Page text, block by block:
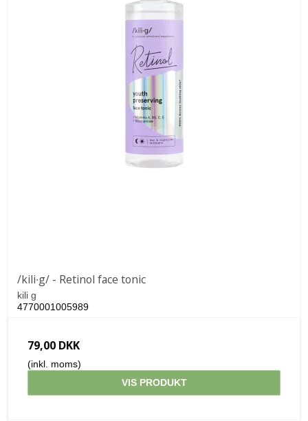
/kili∙g/ - Retinol face tonic
kili g
4770001005989
79,00 DKK
(inkl. moms)
VIS PRODUKT